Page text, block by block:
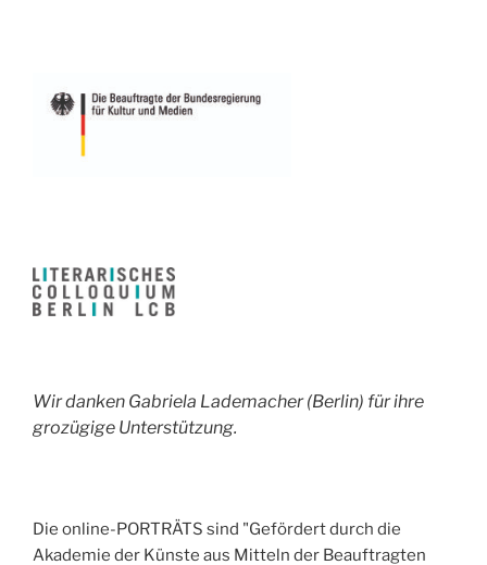
Wir danken Gabriela Lademacher (Berlin) für ihre
grozügige Unterstützung.
Die online-PORTRÄTS sind "Gefördert durch die
Akademie der Künste aus Mitteln der Beauftragten